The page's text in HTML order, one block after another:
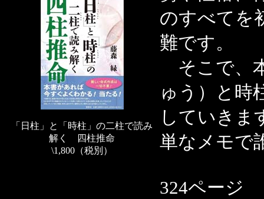
「日柱」と「時柱」の二柱で読み
解く 四柱推命
\1,800（税別）
のすべてを
難です。
そこで、
ゅう）と時
していきま
単なメモで
324ページ